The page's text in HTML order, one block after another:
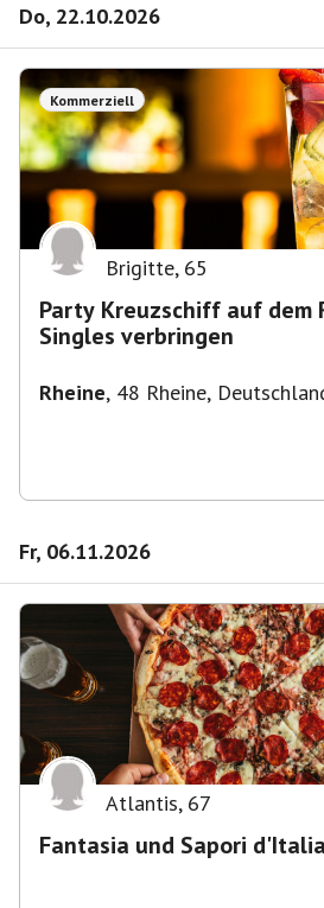
Do, 22.10.2026
Kommerziell
Brigitte, 65
Party Kreuzschiff auf dem
Singles verbringen
Rheine, 48 Rheine,
Fr, 06.11.2026
Atlantis, 67
Fantasia und Sapori